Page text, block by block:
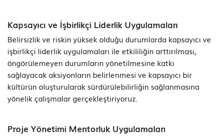
Kapsayıcı ve İşbirlikçi Liderlik Uygulamaları
Belirsizlik ve riskin yüksek olduğu durumlarda kapsayıcı ve
işbirlikçi liderlik uygulamaları ile etkililiğin arttırılması,
öngörülemeyen durumların yönetilmesine katkı
sağlayacak aksiyonların belirlenmesi ve kapsayıcı bir
kültürün oluşturularak sürdürülebilirliğin sağlanmasına
yönelik çalışmalar gerçekleştiriyoruz.
Proje Yönetimi Mentorluk Uygulamaları